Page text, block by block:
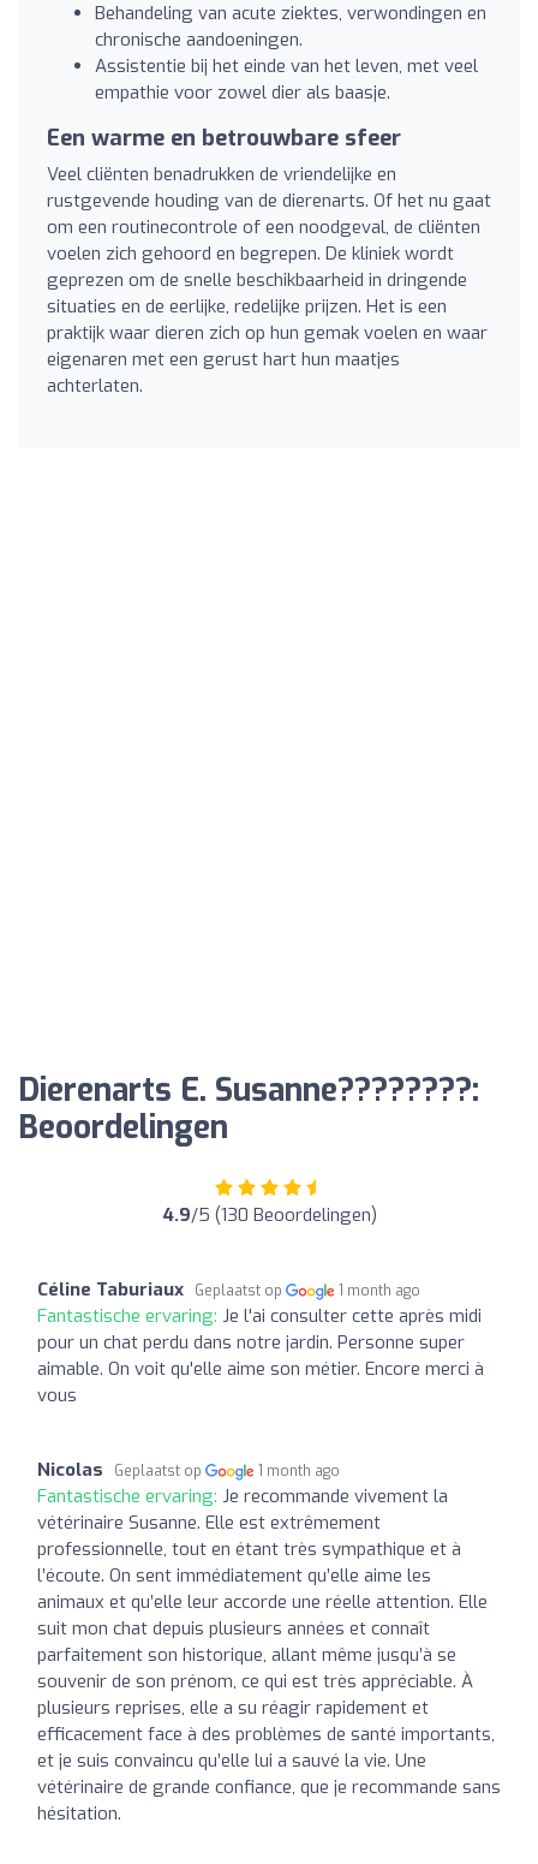
Behandeling van acute ziektes, verwondingen en
chronische aandoeningen.
Assistentie bij het einde van het leven, met veel
empathie voor zowel dier als baasje.
Een warme en betrouwbare sfeer
Veel cliënten benadrukken de vriendelijke en
rustgevende houding van de dierenarts. Of het nu gaat
om een routinecontrole of een noodgeval, de cliënten
voelen zich gehoord en begrepen. De kliniek wordt
geprezen om de snelle beschikbaarheid in dringende
situaties en de eerlijke, redelijke prijzen. Het is een
praktijk waar dieren zich op hun gemak voelen en waar
eigenaren met een gerust hart hun maatjes
achterlaten.
Dierenarts E. Susanne????????:
Beoordelingen
4.9/5 (130 Beoordelingen)
Céline Taburiaux Geplaatst op 1 month ago
Fantastische ervaring: Je l'ai consulter cette après midi
pour un chat perdu dans notre jardin. Personne super
aimable. On voit qu'elle aime son métier. Encore merci à
vous
Nicolas Geplaatst op 1 month ago
Fantastische ervaring: Je recommande vivement la
vétérinaire Susanne. Elle est extrêmement
professionnelle, tout en étant très sympathique et à
l’écoute. On sent immédiatement qu’elle aime les
animaux et qu’elle leur accorde une réelle attention. Elle
suit mon chat depuis plusieurs années et connaît
parfaitement son historique, allant même jusqu’à se
souvenir de son prénom, ce qui est très appréciable. À
plusieurs reprises, elle a su réagir rapidement et
efficacement face à des problèmes de santé importants,
et je suis convaincu qu’elle lui a sauvé la vie. Une
vétérinaire de grande confiance, que je recommande sans
hésitation.